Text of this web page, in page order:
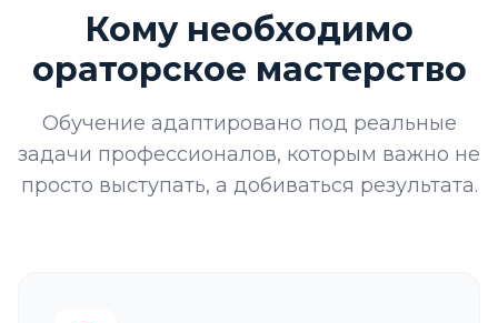
Кому необходимо
ораторское мастерство
Обучение адаптировано под реальные
задачи профессионалов, которым важно не
просто выступать, а добиваться результата.